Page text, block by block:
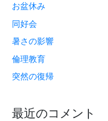
お盆休み
同好会
暑さの影響
倫理教育
突然の復帰
最近のコメント